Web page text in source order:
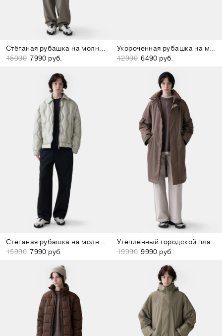
Стёганая рубашка на молнии серо-зелёная
15990 7990 руб.
Укороченная рубашка на молнии серая
12990 6490 руб.
Стёганая рубашка на молнии светло-зелёная
15990 7990 руб.
Утеплённый городской плащ коричневый
19990 9990 руб.